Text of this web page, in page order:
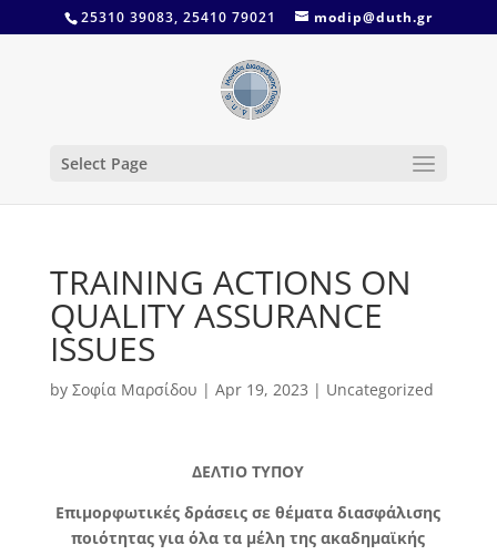
25310 39083, 25410 79021 modip@duth.gr
Select Page
TRAINING ACTIONS ON
QUALITY ASSURANCE
ISSUES
by Σοφία Μαρσίδου | Apr 19, 2023 | Uncategorized
ΔΕΛΤΙΟ ΤΥΠΟΥ
Επιμορφωτικές δράσεις σε θέματα διασφάλισης
ποιότητας για όλα τα μέλη της ακαδημαϊκής